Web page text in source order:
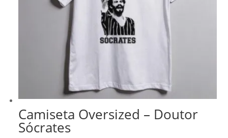
Camiseta Oversized – Doutor
Sócrates